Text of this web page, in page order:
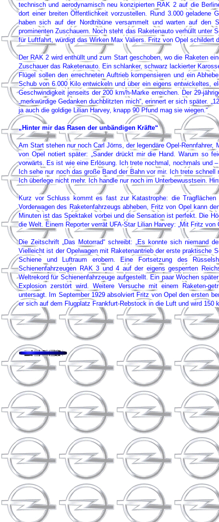
technisch und aerodynamisch neu konzipierten RAK 2 auf die
dort einer breiten Öffentlichkeit vorzustellen. Rund 3.000
haben sich auf der Nordtribüne versammelt und warten auf
prominenten Zuschauern. Noch steht das Raketenauto verhüllt
für Luftfahrt, würdigt das Wirken Max Valiers. Fritz von Opel schildert
Der RAK 2 wird enthüllt und zum Start geschoben, wo die Raketen
Zuschauer das Raketenauto. Ein schlanker, schwarz lackierter
Flügel sollen den errechneten Auftrieb kompensieren und ein
Schub von 6.000 Kilo entwickeln und über ein eigens entwickeltes,
Geschwindigkeit jenseits der 200 km/h-Marke erreichen. Der 29-
„merkwürdige Gedanken duchblitzten mich“, erinnert er sich später.
ja auch die goldige Lilian Harvey, knapp 90 Pfund mag sie wiegen.“
„Hinter mir das Rasen der unbändigen Kräfte“
Am Start stehen nur noch Carl Jörns, der legendäre Opel-
von Opel notiert später: „Sander drückt mir die Hand. Warum so
vorwärts. Es ist wie eine Erlösung. Ich trete nochmal, nochmals und
Ich sehe nur noch das große Band der Bahn vor mir. Ich trete
Ich überlege nicht mehr. Ich handle nur noch im Unterbewusstsein.
Kurz vor Schluss kommt es fast zur Katastrophe: die
Vorderwagen des Raketenfahrzeugs abheben, Fritz von Opel kann
Minuten ist das Spektakel vorbei und die Sensation ist perfekt. Die
die Welt. Einem Reporter verrät UFA-Star Lilian Harvey: „Mit Fritz
Die Zeitschrift „Das Motorrad“ schreibt: „Es konnte sich niemand
Vielleicht ist der Opelwagen mit Raketenantrieb der erste praktische
Schiene und Luftraum erobern. Eine Fortsetzung des
Schienenfahrzeugen RAK 3 und 4 auf der eigens gesperrten
Weltrekord für Schienenfahrzeuge aufgestellt. Ein paar Wochen
Explosion zerstört wird. Weitere Versuche mit einem Raketen-
untersagt. Im September 1929 absolviert Fritz von Opel den ersten
er sich auf dem Flugplatz Frankfurt-Rebstock in die Luft und wird 150